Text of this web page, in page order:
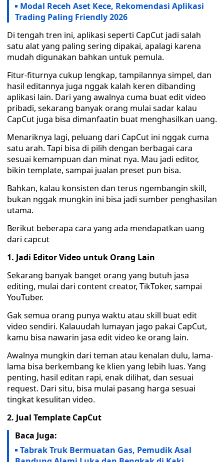
Modal Receh Aset Kece, Rekomendasi Aplikasi
Trading Paling Friendly 2026
Di tengah tren ini, aplikasi seperti CapCut jadi salah
satu alat yang paling sering dipakai, apalagi karena
mudah digunakan bahkan untuk pemula.
Fitur-fiturnya cukup lengkap, tampilannya simpel, dan
hasil editannya juga nggak kalah keren dibanding
aplikasi lain. Dari yang awalnya cuma buat edit video
pribadi, sekarang banyak orang mulai sadar kalau
CapCut juga bisa dimanfaatin buat menghasilkan uang.
Menariknya lagi, peluang dari CapCut ini nggak cuma
satu arah. Tapi bisa di pilih dengan berbagai cara
sesuai kemampuan dan minat nya. Mau jadi editor,
bikin template, sampai jualan preset pun bisa.
Bahkan, kalau konsisten dan terus ngembangin skill,
bukan nggak mungkin ini bisa jadi sumber penghasilan
utama.
Berikut beberapa cara yang ada mendapatkan uang
dari capcut
1. Jadi Editor Video untuk Orang Lain
Sekarang banyak banget orang yang butuh jasa
editing, mulai dari content creator, TikToker, sampai
YouTuber.
Gak semua orang punya waktu atau skill buat edit
video sendiri. Kalauudah lumayan jago pakai CapCut,
kamu bisa nawarin jasa edit video ke orang lain.
Awalnya mungkin dari teman atau kenalan dulu, lama-
lama bisa berkembang ke klien yang lebih luas. Yang
penting, hasil editan rapi, enak dilihat, dan sesuai
request. Dari situ, bisa mulai pasang harga sesuai
tingkat kesulitan video.
2. Jual Template CapCut
Baca Juga:
Tabrak Truk Bermuatan Gas, Pemudik Asal